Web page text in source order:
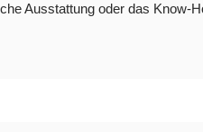
Ausstattung oder das Know-